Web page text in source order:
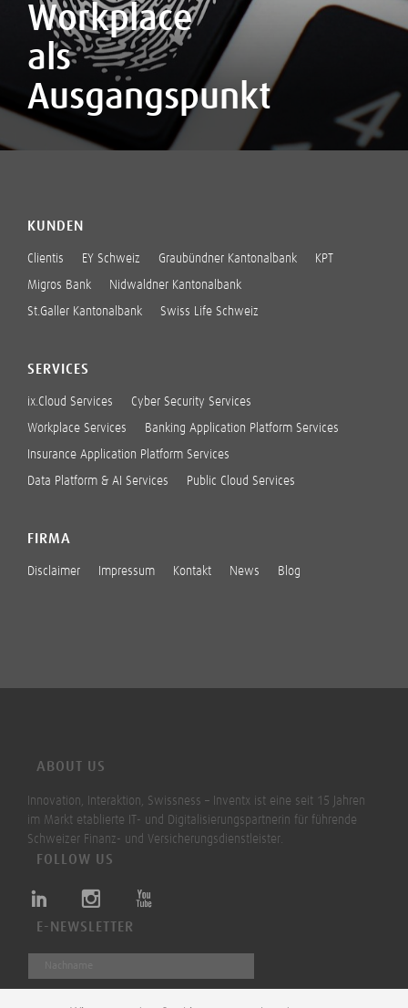
Workplace
als
Ausgangspunkt
KUNDEN
Clientis EY Schweiz Graubündner Kantonalbank KPT
Migros Bank Nidwaldner Kantonalbank
St.Galler Kantonalbank Swiss Life Schweiz
SERVICES
ix.Cloud Services Cyber Security Services
Workplace Services Banking Application Platform Services
Insurance Application Platform Services
Data Platform & AI Services Public Cloud Services
FIRMA
Disclaimer Impressum Kontakt News Blog
ABOUT US
Innovation, Interaktion, Swissness – Inventx ist eine seit 15 Jahren
im Markt etablierte IT- und Digitalisierungspartnerin für führende
Schweizer Finanz- und Versicherungsdienstleister.
FOLLOW US
E-NEWSLETTER